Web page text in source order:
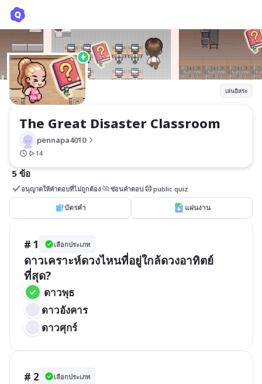
เล่นอิสระ
The Great Disaster Classroom
pennapa4010
14
5 ข้อ
อนุญาตให้คำตอบที่ไม่ถูกต้อง ซ่อนคำตอบ public quiz
บัตรคำ แผ่นงาน
# 1 เลือกประเภท
ดาวเคราะห์ดวงไหนที่อยู่ใกล้ดวงอาทิตย์
ที่สุด?
ดาวพุธ
ดาวอังคาร
ดาวศุกร์
# 2 เลือกประเภท